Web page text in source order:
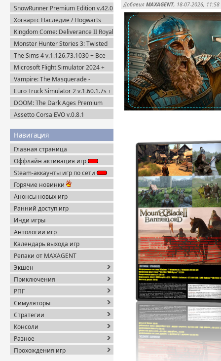
SnowRunner Premium Edition v.42.0
+ Все DLC (2020) Пиратка
Хогвартс Наследие / Hogwarts
Legacy Deluxe Edition (2023)
RePack
Kingdom Come: Deliverance II Royal
Edition v.1.5.6 + Все DLC (2025)
Пиратка
Monster Hunter Stories 3: Twisted
Reflection (2026) Steam-Rip
The Sims 4 v.1.126.73.1030 + Все
DLC (2014-2025) Portable
Microsoft Flight Simulator 2024 +
DLC (2024) Пиратка
Vampire: The Masquerade -
Bloodlines 2 Premium Edition
v.53085 (2025) Portable
Euro Truck Simulator 2 v.1.60.1.7s +
Все DLC (2012) Пиратка
DOOM: The Dark Ages Premium
Edition + Все DLC (2025) Пиратка
Assetto Corsa EVO v.0.8.1
Навигация
Главная страница
Оффлайн активация игр
Steam-аккаунты игр по сети
Горячие новинки
Анонсы новых игр
Ранний доступ игр
Инди игры
Антологии игр
Календарь выхода игр
Репаки от MAXAGENT
Экшен
Приключения
РПГ
Симуляторы
Стратегии
Консоли
Разное
Прохождения игр
Добавил MAXAGENT, 18-07-2026, 11:58